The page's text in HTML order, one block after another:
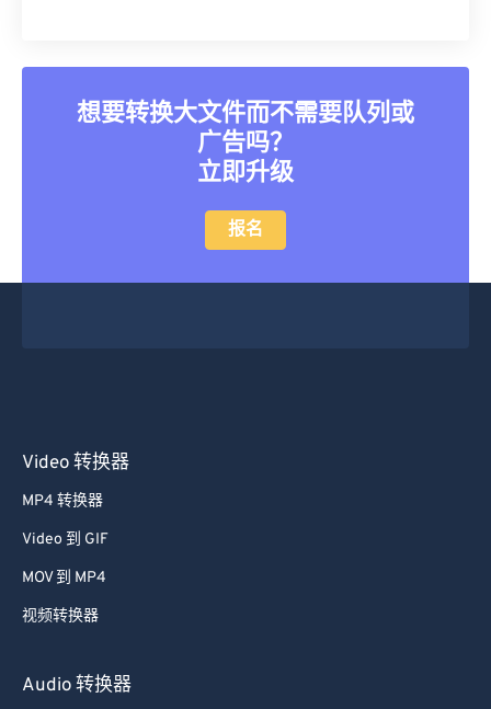
想要转换大文件而不需要队列或
广告吗？
立即升级
报名
Video 转换器
MP4 转换器
Video 到 GIF
MOV 到 MP4
视频转换器
Audio 转换器